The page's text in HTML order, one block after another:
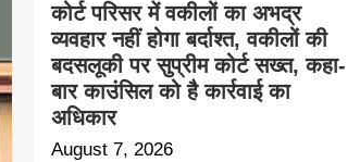
कोर्ट परिसर में वकीलों का अभद्र
व्यवहार नहीं होगा बर्दाश्त, वकीलों की
बदसलूकी पर सुप्रीम कोर्ट सख्त, कहा-
बार काउंसिल को है कार्रवाई का
अधिकार
August 7, 2026